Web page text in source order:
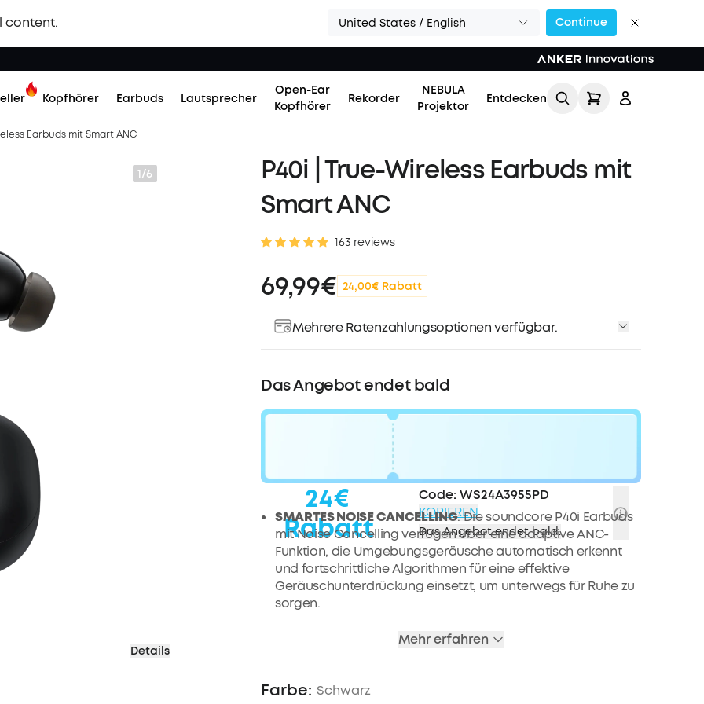
content. United States / English Continue
Kopfhörer Earbuds Lautsprecher
Open-Ear
Kopfhörer
Rekorder
NEBULA
Projektor
Entdecken
Lade Freunde ein & erhalte
Earbuds mit Smart ANC
1/6
Details
P40i | True-Wireless Earbuds mit
Smart ANC
163 reviews
69,99€ 24,00€ Rabatt
Mehrere Ratenzahlungsoptionen verfügbar.
Das Angebot endet bald
24€
Rabatt
Code:WS24A3955PD
KOPIEREN
Das Angebot endet bald.
SMARTES NOISE CANCELLING: Die soundcore P40i Earbuds
mit Noise Cancelling verfügen über eine adaptive ANC-
Funktion, die Umgebungsgeräusche automatisch erkennt
und fortschrittliche Algorithmen für eine effektive
Geräuschunterdrückung einsetzt, um unterwegs für Ruhe zu
sorgen.
mit einer einzigen Aufladung und verlängere die
SATTE BEATS:Die kabellosen soundcore P40i Earbuds
Mehr erfahren
Farbe: Schwarz